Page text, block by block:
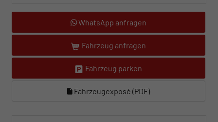
WhatsApp anfragen
Fahrzeug anfragen
Fahrzeug parken
Fahrzeugexposé (PDF)